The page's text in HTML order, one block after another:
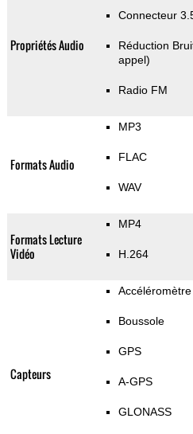
Propriétés Audio
Connecteur
Réduction
appel)
Radio FM
Formats Audio
MP3
FLAC
WAV
Formats Lecture
Vidéo
MP4
H.264
Capteurs
Accéléromètre
Boussole
GPS
A-GPS
GLONASS